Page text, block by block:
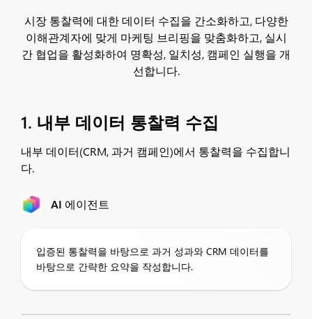
시장 통찰력에 대한 데이터 수집을 간소화하고, 다양한
이해관계자에 맞게 마케팅 브리핑을 맞춤화하고, 실시
간 협업을 활성화하여 명확성, 일치성, 캠페인 실행을 개
선합니다.
1. 내부 데이터 통찰력 수집
내부 데이터(CRM, 과거 캠페인)에서 통찰력을 수집합니
다.
AI 에이전트
입증된 통찰력을 바탕으로 과거 성과와 CRM 데이터를
바탕으로 간략한 요약을 작성합니다.